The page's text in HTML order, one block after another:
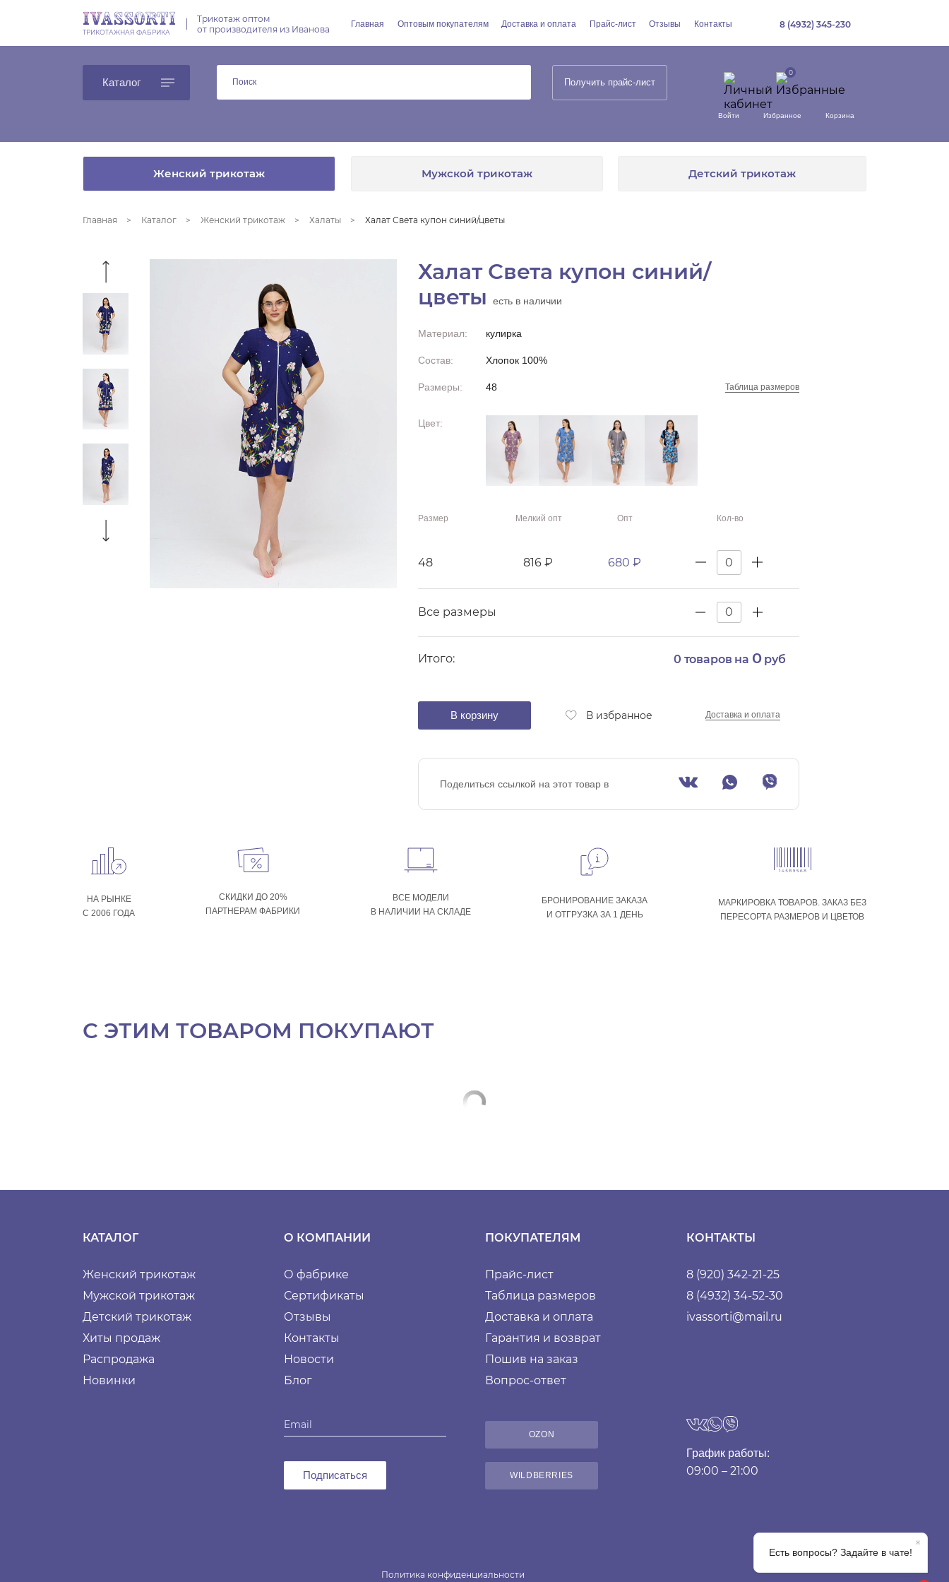
ТРИКОТАЖНАЯ ФАБРИКА
Трикотаж оптом
от производителя из Иванова
Главная Оптовым покупателям Доставка и оплата Прайс-лист Отзывы Контакты 8 (4932) 345-230
Каталог Получить прайс-лист
Войти Избранное Корзина
Женский трикотаж Мужской трикотаж Детский трикотаж
Главная Каталог Женский трикотаж Халаты Халат Света купон синий/цветы
Халат Света купон синий/
цветы
есть в наличии
Материал: кулирка
Состав: Хлопок 100%
Размеры: 48 Таблица размеров
Цвет:
Размер Мелкий опт Опт Кол-во
48 816 ₽ 680 ₽
Все размеры
Итого: 0 товаров на 0руб
В корзину В избранное Доставка и оплата
Поделиться ссылкой на этот товар в
НА РЫНКЕ
С 2006 ГОДА
СКИДКИ ДО 20%
ПАРТНЕРАМ ФАБРИКИ
ВСЕ МОДЕЛИ
В НАЛИЧИИ НА СКЛАДЕ
БРОНИРОВАНИЕ ЗАКАЗА
И ОТГРУЗКА ЗА 1 ДЕНЬ
МАРКИРОВКА ТОВАРОВ. ЗАКАЗ БЕЗ
ПЕРЕСОРТА РАЗМЕРОВ И ЦВЕТОВ
С ЭТИМ ТОВАРОМ ПОКУПАЮТ
КАТАЛОГ
Женский трикотаж
Мужской трикотаж
Детский трикотаж
Хиты продаж
Распродажа
Новинки
О КОМПАНИИ
О фабрике
Сертификаты
Отзывы
Контакты
Новости
Блог
Подписаться
ПОКУПАТЕЛЯМ
Прайс-лист
Таблица размеров
Доставка и оплата
Гарантия и возврат
Пошив на заказ
Вопрос-ответ
OZON
WILDBERRIES
КОНТАКТЫ
8 (920) 342-21-25
8 (4932) 34-52-30
ivassorti@mail.ru
График работы:
09:00 – 21:00
Политика конфиденциальности